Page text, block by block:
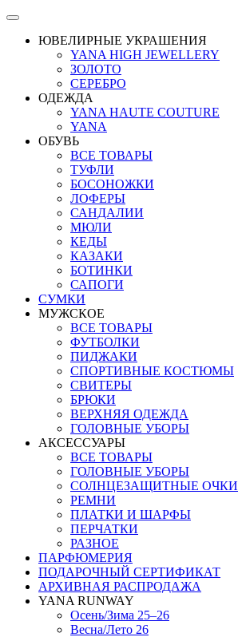
ЮВЕЛИРНЫЕ УКРАШЕНИЯ
YANA HIGH JEWELLERY
ЗОЛОТО
СЕРЕБРО
ОДЕЖДА
YANA HAUTE COUTURE
YANA
ОБУВЬ
ВСЕ ТОВАРЫ
ТУФЛИ
БОСОНОЖКИ
ЛОФЕРЫ
САНДАЛИИ
МЮЛИ
КЕДЫ
КАЗАКИ
БОТИНКИ
САПОГИ
СУМКИ
МУЖСКОЕ
ВСЕ ТОВАРЫ
ФУТБОЛКИ
ПИДЖАКИ
СПОРТИВНЫЕ КОСТЮМЫ
СВИТЕРЫ
БРЮКИ
ВЕРХНЯЯ ОДЕЖДА
ГОЛОВНЫЕ УБОРЫ
АКСЕССУАРЫ
ВСЕ ТОВАРЫ
ГОЛОВНЫЕ УБОРЫ
СОЛНЦЕЗАЩИТНЫЕ ОЧКИ
РЕМНИ
ПЛАТКИ И ШАРФЫ
ПЕРЧАТКИ
РАЗНОЕ
ПАРФЮМЕРИЯ
ПОДАРОЧНЫЙ СЕРТИФИКАТ
АРХИВНАЯ РАСПРОДАЖА
YANA RUNWAY
Осень/Зима 25–26
Весна/Лето 26